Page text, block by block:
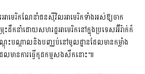
អាមេរិកណែនាំជនស៊ីវិលអាមេរិកទាំងអស់ឱ្យចាក
ដឹកនាំដោយសហរដ្ឋអាមេរិកនៅក្នុងប្រទេសអ៊ីរ៉ាក់ក៏
តុះបណ្តាលនិងបញ្ឈប់នៅមូលដ្ឋានដែលមានកម្លាំង
ែលមានការធ្វើកូដកម្មសងសឹកនោះ៕